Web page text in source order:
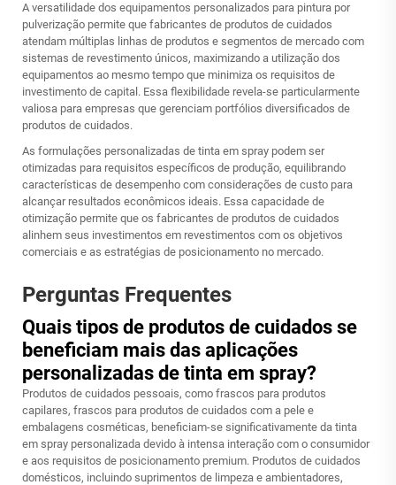
A versatilidade dos equipamentos personalizados para pintura por
pulverização permite que fabricantes de produtos de cuidados
atendam múltiplas linhas de produtos e segmentos de mercado com
sistemas de revestimento únicos, maximizando a utilização dos
equipamentos ao mesmo tempo que minimiza os requisitos de
investimento de capital. Essa flexibilidade revela-se particularmente
valiosa para empresas que gerenciam portfólios diversificados de
produtos de cuidados.
As formulações personalizadas de tinta em spray podem ser
otimizadas para requisitos específicos de produção, equilibrando
características de desempenho com considerações de custo para
alcançar resultados econômicos ideais. Essa capacidade de
otimização permite que os fabricantes de produtos de cuidados
alinhem seus investimentos em revestimentos com os objetivos
comerciais e as estratégias de posicionamento no mercado.
Perguntas Frequentes
Quais tipos de produtos de cuidados se
beneficiam mais das aplicações
personalizadas de tinta em spray?
Produtos de cuidados pessoais, como frascos para produtos
capilares, frascos para produtos de cuidados com a pele e
embalagens cosméticas, beneficiam-se significativamente da tinta
em spray personalizada devido à intensa interação com o consumidor
e aos requisitos de posicionamento premium. Produtos de cuidados
domésticos, incluindo suprimentos de limpeza e ambientadores,